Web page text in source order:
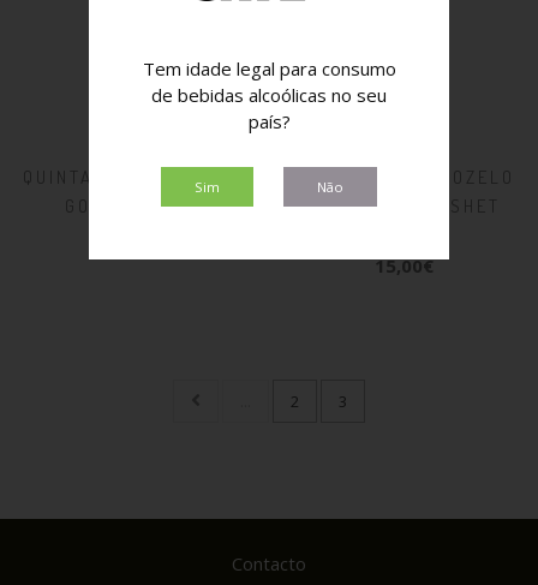
QUINTA DE VENTOZELO
GOUVEIO 2024
QUINTA DE VENTOZELO
ALICANTE BOUSHET
15,00€
2 3
Contacto
Tem idade legal para consumo
de bebidas alcoólicas no seu
país?
Sim Não